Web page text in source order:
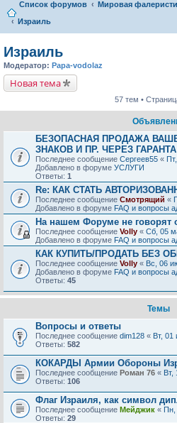
Список форумов
Мировая
Израиль
Израиль
Модератор: Papa-vodolaz
Новая тема
57 тем •
БЕЗОПАСНАЯ ПРОДАЖА
ЗНАКОВ И ПР. ЧЕРЕЗ
Последнее сообщение Сергеев55 «
Добавлено в форуме УСЛУГИ
Ответы: 1
Re: КАК СТАТЬ
Последнее сообщение Смотрящий «
Добавлено в форуме FAQ и вопросы
На нашем Форуме не
Последнее сообщение Volly « Сб, 05
Добавлено в форуме FAQ и вопросы
КАК КУПИТЬ/ПРОДАТЬ БЕЗ
Последнее сообщение Volly « Вс, 06
Добавлено в форуме FAQ и вопросы
Ответы: 45
Темы
Вопросы и ответы
Последнее сообщение dim128 « Вт, 01
Ответы: 582
КОКАРДЫ Армии Обороны
Последнее сообщение Роман 76 « Вт,
Ответы: 106
Флаг Израиля, как символ
Последнее сообщение Мейджик « Пн,
Ответы: 29